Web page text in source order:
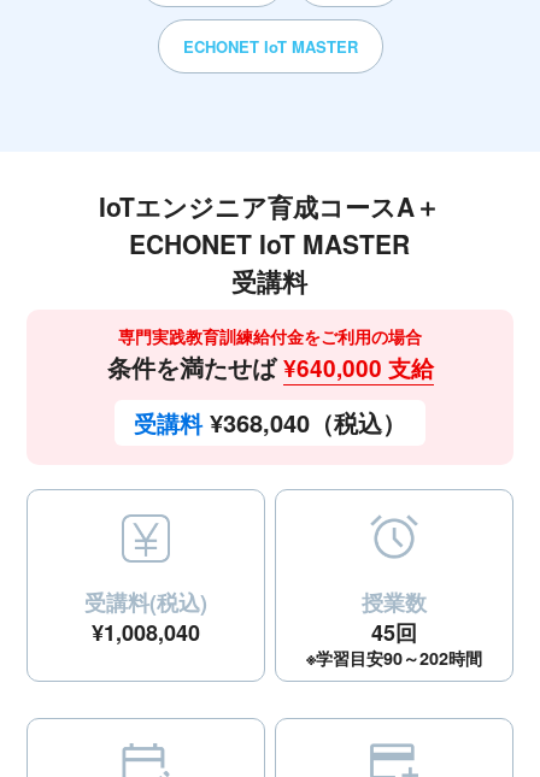
ECHONET IoT MASTER
IoTエンジニア育成コースA＋
ECHONET IoT MASTER
受講料
専門実践教育訓練給付金をご利用の場合
条件を満たせば¥640,000 支給
受講料¥368,040（税込）
受講料(税込)
¥1,008,040
授業数
45回
※学習目安90～202時間